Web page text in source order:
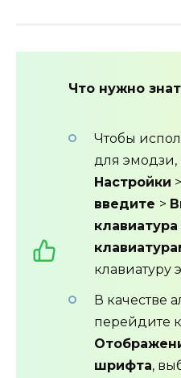
Что нужно
Чтобы
для эмодзи,
Настройки >
введите >
клавиатура
клавиатуру
В качестве
перейдите к
шрифта,